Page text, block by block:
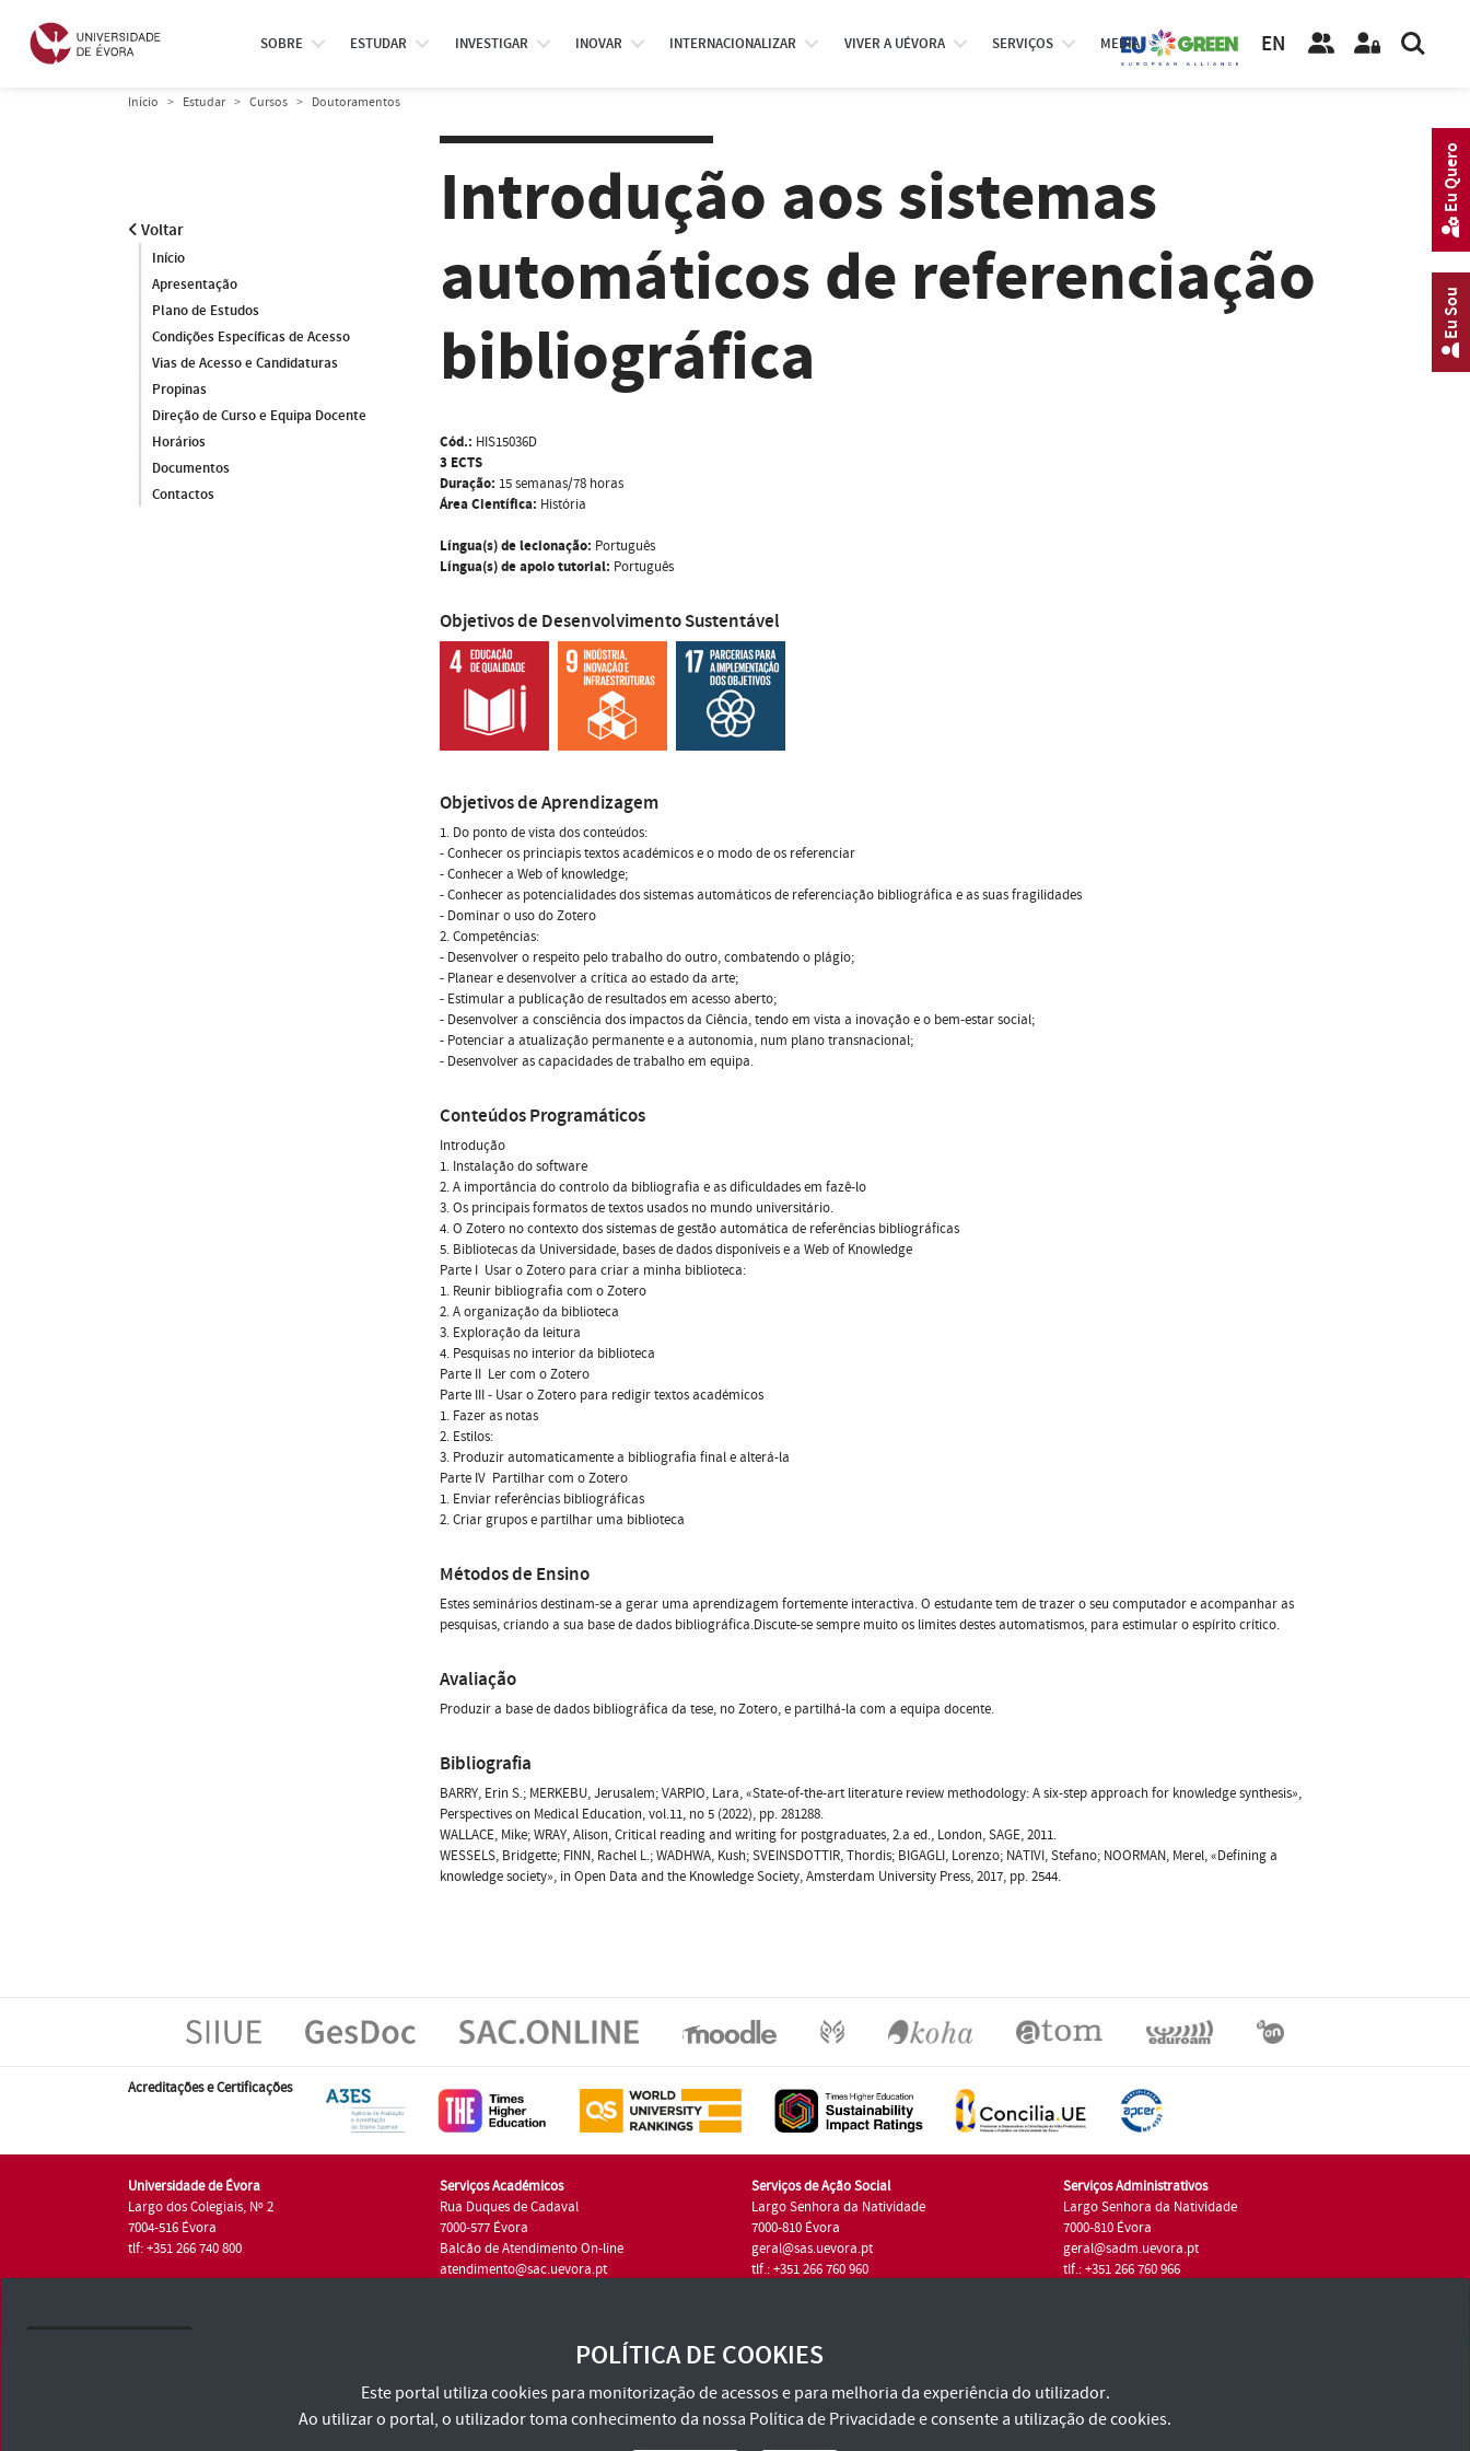
SOBRE ESTUDAR INVESTIGAR INOVAR INTERNACIONALIZAR VIVER A UÉVORA SERVIÇOS MEDIA EN
Início Estudar Cursos Doutoramentos
Voltar
Início
Apresentação
Plano de Estudos
Condições Específicas de Acesso
Vias de Acesso e Candidaturas
Propinas
Direção de Curso e Equipa Docente
Horários
Documentos
Contactos
Introdução aos sistemas
automáticos de referenciação
bibliográfica
Cód.: HIS15036D
3 ECTS
Duração: 15 semanas/78 horas
Área Científica: História
Língua(s) de lecionação: Português
Língua(s) de apoio tutorial: Português
Objetivos de Desenvolvimento Sustentável
Objetivos de Aprendizagem
1. Do ponto de vista dos conteúdos:
- Conhecer os princiapis textos académicos e o modo de os referenciar
- Conhecer a Web of knowledge;
- Conhecer as potencialidades dos sistemas automáticos de referenciação bibliográfica e as suas fragilidades
- Dominar o uso do Zotero
2. Competências:
- Desenvolver o respeito pelo trabalho do outro, combatendo o plágio;
- Planear e desenvolver a crítica ao estado da arte;
- Estimular a publicação de resultados em acesso aberto;
- Desenvolver a consciência dos impactos da Ciência, tendo em vista a inovação e o bem-estar social;
- Potenciar a atualização permanente e a autonomia, num plano transnacional;
- Desenvolver as capacidades de trabalho em equipa.
Conteúdos Programáticos
Introdução
1. Instalação do software
2. A importância do controlo da bibliografia e as dificuldades em fazê-lo
3. Os principais formatos de textos usados no mundo universitário.
4. O Zotero no contexto dos sistemas de gestão automática de referências bibliográficas
5. Bibliotecas da Universidade, bases de dados disponíveis e a Web of Knowledge
Parte I  Usar o Zotero para criar a minha biblioteca:
1. Reunir bibliografia com o Zotero
2. A organização da biblioteca
3. Exploração da leitura
4. Pesquisas no interior da biblioteca
Parte II  Ler com o Zotero
Parte III - Usar o Zotero para redigir textos académicos
1. Fazer as notas
2. Estilos:
3. Produzir automaticamente a bibliografia final e alterá-la
Parte IV  Partilhar com o Zotero
1. Enviar referências bibliográficas
2. Criar grupos e partilhar uma biblioteca
Métodos de Ensino
Estes seminários destinam-se a gerar uma aprendizagem fortemente interactiva. O estudante tem de trazer o seu computador e acompanhar as
pesquisas, criando a sua base de dados bibliográfica.Discute-se sempre muito os limites destes automatismos, para estimular o espírito crítico.
Avaliação
Produzir a base de dados bibliográfica da tese, no Zotero, e partilhá-la com a equipa docente.
Bibliografia
BARRY, Erin S.; MERKEBU, Jerusalem; VARPIO, Lara, «State-of-the-art literature review methodology: A six-step approach for knowledge synthesis»,
Perspectives on Medical Education, vol.11, no 5 (2022), pp. 281288.
WALLACE, Mike; WRAY, Alison, Critical reading and writing for postgraduates, 2.a ed., London, SAGE, 2011.
WESSELS, Bridgette; FINN, Rachel L.; WADHWA, Kush; SVEINSDOTTIR, Thordis; BIGAGLI, Lorenzo; NATIVI, Stefano; NOORMAN, Merel, «Defining a
knowledge society», in Open Data and the Knowledge Society, Amsterdam University Press, 2017, pp. 2544.
Acreditações e Certificações
Universidade de Évora
Largo dos Colegiais, Nº 2
7004-516 Évora
tlf: +351 266 740 800
Serviços Académicos
Rua Duques de Cadaval
7000-577 Évora
Balcão de Atendimento On-line
atendimento@sac.uevora.pt
Serviços de Ação Social
Largo Senhora da Natividade
7000-810 Évora
geral@sas.uevora.pt
tlf.: +351 266 760 960
Serviços Administrativos
Largo Senhora da Natividade
7000-810 Évora
geral@sadm.uevora.pt
tlf.: +351 266 760 966
Consulte os Termos e Condições e Política de Privacidade
Eu Sou
Eu Quero
POLÍTICA DE COOKIES
Este portal utiliza cookies para monitorização de acessos e para melhoria da experiência do utilizador.
Ao utilizar o portal, o utilizador toma conhecimento da nossa Política de Privacidadee consente a utilização de cookies.